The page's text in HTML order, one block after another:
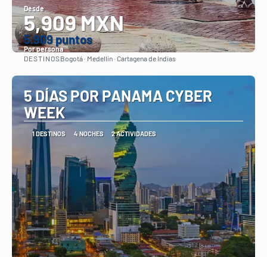
Desde
5,909 MXN
5.909 puntos
Por persona
Ver
DESTINOSBogotá · Medellín · Cartagena de Indias
5 DÍAS POR PANAMA CYBER
WEEK
1 DESTINOS 4 NOCHES 2 ACTIVIDADES